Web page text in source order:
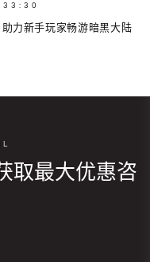
力新手玩家畅游暗黑大陆
取最大优惠咨